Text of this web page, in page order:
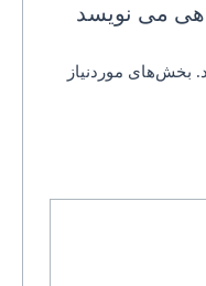
می نویسد
بخش‌های موردنیاز